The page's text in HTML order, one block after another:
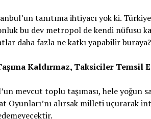
tanıtıma ihtiyacı yok ki.
bu dev metropol de kendi nüfusu
daha fazla ne katkı yapabilir
Kaldırmaz, Taksiciler Temsil
mevcut toplu taşıması, hele yoğun
Oyunları’nı alırsak milleti uçurarak